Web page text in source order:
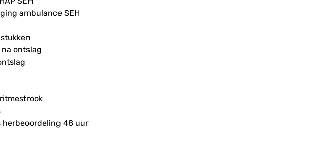
ambulance SEH
ontslag
48 uur